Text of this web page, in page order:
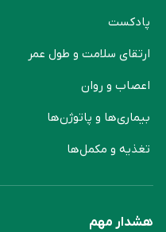
پادکست
ارتقای سلامت و طول عمر
اعصاب و روان
بیماری‌ها و پاتوژن‌ها
تغذیه و مکمل‌ها
هشدار مهم